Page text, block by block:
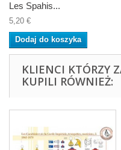
Les Spahis...
5,20 €
Dodaj do koszyka
KLIENCI KTÓRZY
KUPILI RÓWNIEŻ: